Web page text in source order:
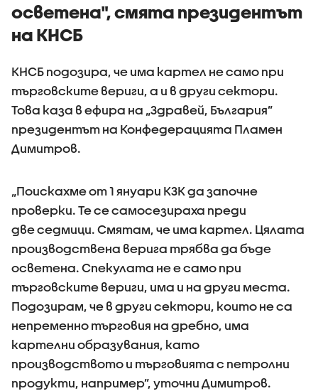
осветена", смята президентът
на КНСБ
КНСБ подозира, че има картел не само при
търговските вериги, а и в други сектори.
Това каза в ефира на „Здравей, България”
президентът на Конфедерацията Пламен
Димитров.
„Поискахме от 1 януари КЗК да започне
проверки. Те се самосезираха преди
две седмици. Смятам, че има картел. Цялата
производствена верига трябва да бъде
осветена. Спекулата не е само при
търговските вериги, има и на други места.
Подозирам, че в други сектори, които не са
непременно търговия на дребно, има
картелни образувания, като
производството и търговията с петролни
продукти, например”, уточни Димитров.